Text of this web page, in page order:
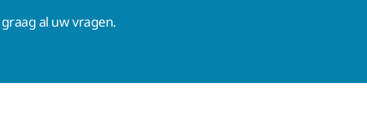
al uw vragen.